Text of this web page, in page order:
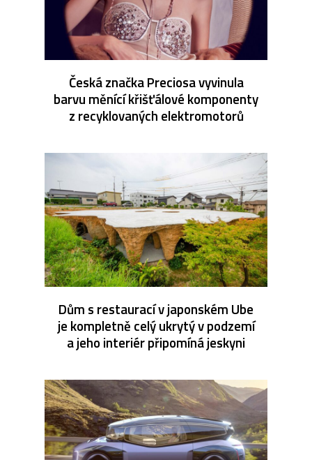
Česká značka Preciosa vyvinula
barvu měnící křišťálové komponenty
z recyklovaných elektromotorů
Dům s restaurací v japonském Ube
je kompletně celý ukrytý v podzemí
a jeho interiér připomíná jeskyni